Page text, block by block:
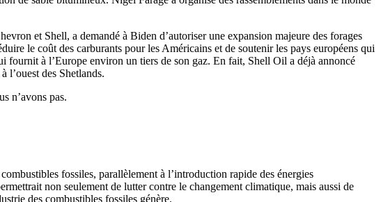
et Shell, a demandé à Biden d’autoriser une expansion majeure des forages
le coût des carburants pour les Américains et de soutenir les pays européens qui
fournit à l’Europe environ un tiers de son gaz. En fait, Shell Oil a déjà annoncé
l’ouest des Shetlands.
n’avons pas.
fossiles, parallèlement à l’introduction rapide des énergies
non seulement de lutter contre le changement climatique, mais aussi de
des combustibles fossiles génère.